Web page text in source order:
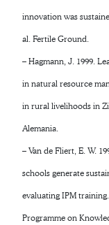
innovation was
al. Fertile Ground.
– Hagmann, J. 1999.
in natural resource
in rural livelihoods in
Alemania.
– Van de Fliert, E. W.
schools generate
evaluating IPM
Programme on